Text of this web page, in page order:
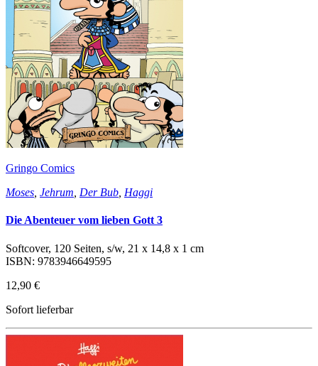
Gringo Comics
Moses Jehrum Der Bub Haggi
Die Abenteuer vom lieben Gott 3
Softcover, 120 Seiten, s/w, 21 x 14,8 x 1 cm
ISBN: 9783946649595
12,90 €
Sofort lieferbar